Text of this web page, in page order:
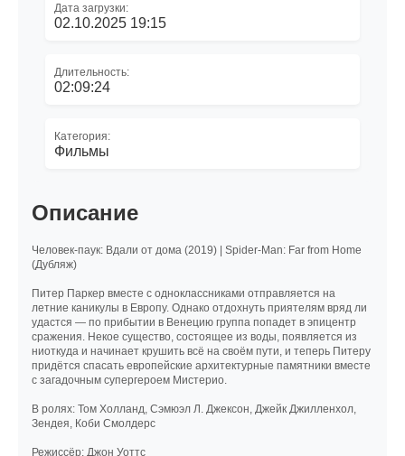
Дата загрузки:
02.10.2025 19:15
Длительность:
02:09:24
Категория:
Фильмы
Описание
Человек-паук: Вдали от дома (2019) | Spider-Man: Far from Home
(Дубляж)
Питер Паркер вместе с одноклассниками отправляется на
летние каникулы в Европу. Однако отдохнуть приятелям вряд ли
удастся — по прибытии в Венецию группа попадет в эпицентр
сражения. Некое существо, состоящее из воды, появляется из
ниоткуда и начинает крушить всё на своём пути, и теперь Питеру
придётся спасать европейские архитектурные памятники вместе
с загадочным супергероем Мистерио.
В ролях: Том Холланд, Сэмюэл Л. Джексон, Джейк Джилленхол,
Зендея, Коби Смолдерс
Режиссёр: Джон Уоттс